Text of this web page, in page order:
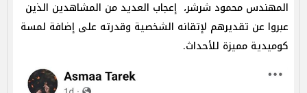
المهندس محمود شرشر، إعجاب العديد من المشاهدين الذين
عبروا عن تقديرهم لإتقانه الشخصية وقدرته على إضافة لمسة
كوميدية مميزة للأحداث.